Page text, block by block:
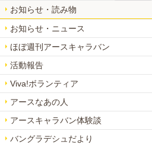
お知らせ・読み物
お知らせ・ニュース
ほぼ週刊アースキャラバン
活動報告
Viva!ボランティア
アースなあの人
アースキャラバン体験談
バングラデシュだより